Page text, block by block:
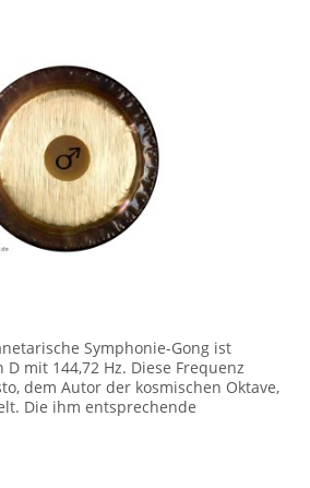
Symphonie-Gong ist
mit 144,72 Hz. Diese Frequenz
dem Autor der kosmischen Oktave,
Die ihm entsprechende